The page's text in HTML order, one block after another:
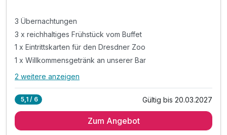
3 Übernachtungen
3 x reichhaltiges Frühstück vom Buffet
1 x Eintrittskarten für den Dresdner Zoo
1 x Willkommensgetränk an unserer Bar
Alle Inklusivleistungen
3 x reichhaltiges Frühstück vom Buffet
2 weitere anzeigen
5,1 / 6 Gültig bis 20.03.2027
Zum Angebot